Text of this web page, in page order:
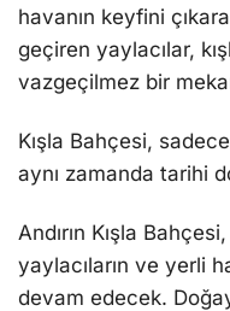
havanın keyfini
geçiren yaylacılar,
vazgeçilmez bir
Kışla Bahçesi,
aynı zamanda tarihi
Andırın Kışla
yaylacıların ve yerli
devam edecek.